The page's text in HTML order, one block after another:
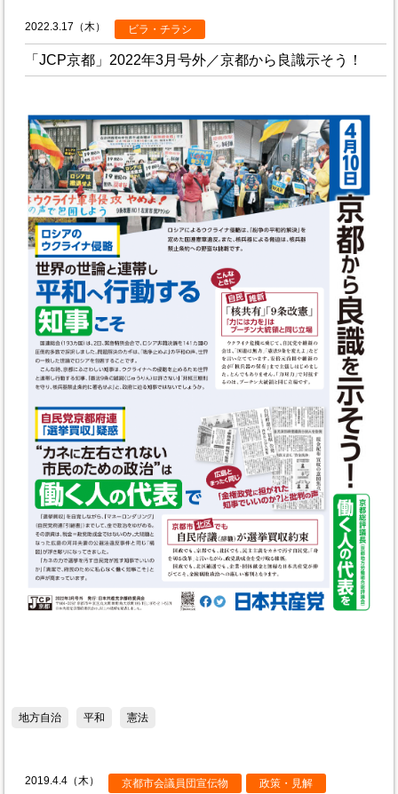
2022.3.17（木） ビラ・チラシ
「JCP京都」2022年3月号外／京都から良識示そう！
地方自治 平和 憲法
2019.4.4（木） 京都市会議員団宣伝物 政策・見解